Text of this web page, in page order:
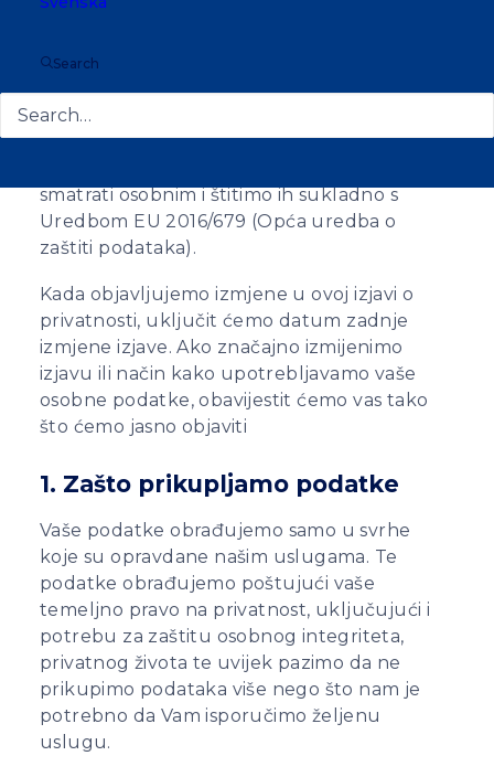
Search
detalje s kojim osobnim podacima o vama
raspolažemo molimo obratite nam se na
dolje navedene kontakte.
smatrati osobnim i štitimo ih sukladno s
Uredbom EU 2016/679 (Opća uredba o
zaštiti podataka).
Kada objavljujemo izmjene u ovoj izjavi o
privatnosti, uključit ćemo datum zadnje
izmjene izjave. Ako značajno izmijenimo
izjavu ili način kako upotrebljavamo vaše
osobne podatke, obavijestit ćemo vas tako
što ćemo jasno objaviti
1. Zašto prikupljamo podatke
Vaše podatke obrađujemo samo u svrhe
koje su opravdane našim uslugama. Te
podatke obrađujemo poštujući vaše
temeljno pravo na privatnost, uključujući i
potrebu za zaštitu osobnog integriteta,
privatnog života te uvijek pazimo da ne
prikupimo podataka više nego što nam je
potrebno da Vam isporučimo željenu
uslugu.